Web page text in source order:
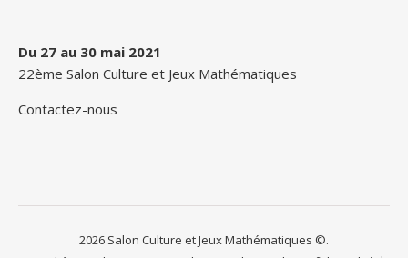
Du 27 au 30 mai 2021
22ème Salon Culture et Jeux Mathématiques
Contactez-nous
2026 Salon Culture et Jeux Mathématiques ©.